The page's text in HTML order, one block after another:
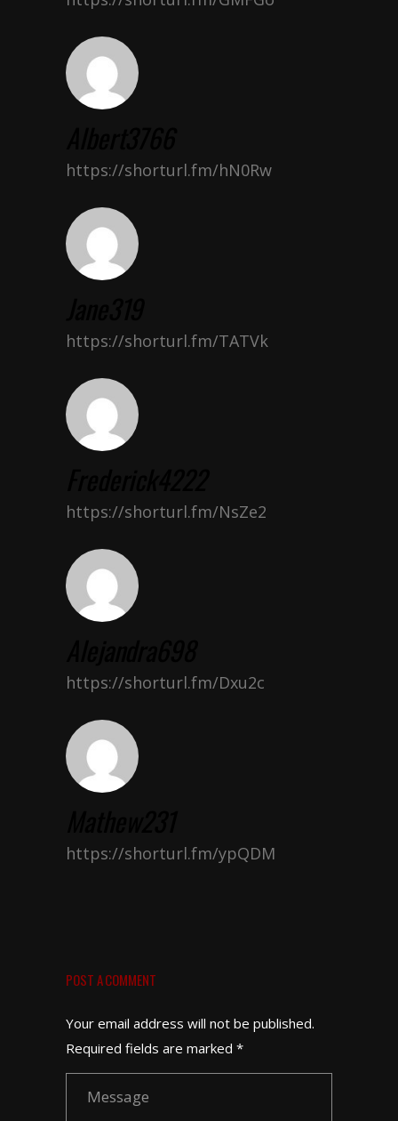
https://shorturl.fm/hN0Rw
https://shorturl.fm/TATVk
https://shorturl.fm/NsZe2
https://shorturl.fm/Dxu2c
https://shorturl.fm/ypQDM
POST A COMMENT
Your email address will not be published.
Required fields are marked *